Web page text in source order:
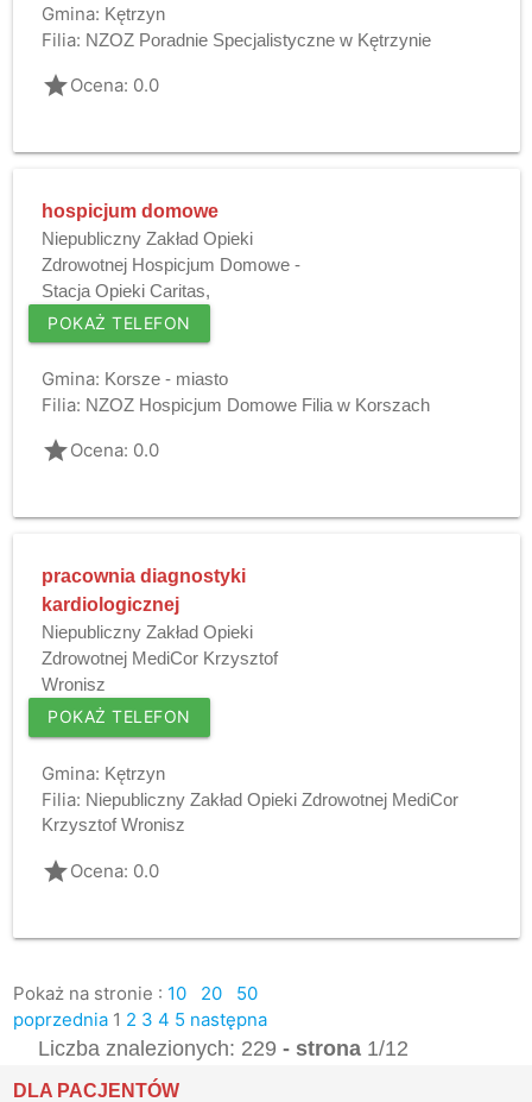
Gmina: Kętrzyn
Filia: NZOZ Poradnie Specjalistyczne w Kętrzynie
gradeOcena: 0.0
hospicjum domowe
Niepubliczny Zakład Opieki
Zdrowotnej Hospicjum Domowe -
Stacja Opieki Caritas,
POKAŻ TELEFON
Gmina: Korsze - miasto
Filia: NZOZ Hospicjum Domowe Filia w Korszach
gradeOcena: 0.0
pracownia diagnostyki
kardiologicznej
Niepubliczny Zakład Opieki
Zdrowotnej MediCor Krzysztof
Wronisz
POKAŻ TELEFON
Gmina: Kętrzyn
Filia: Niepubliczny Zakład Opieki Zdrowotnej MediCor
Krzysztof Wronisz
gradeOcena: 0.0
Pokaż na stronie : 10 20
50
poprzednia 1 2 3 4 5 następna
Liczba znalezionych: 229 - strona 1/12
DLA PACJENTÓW